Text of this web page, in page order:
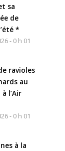
sa
de
*
- 0 h 01
ravioles
au
l’Air
- 0 h 01
à la